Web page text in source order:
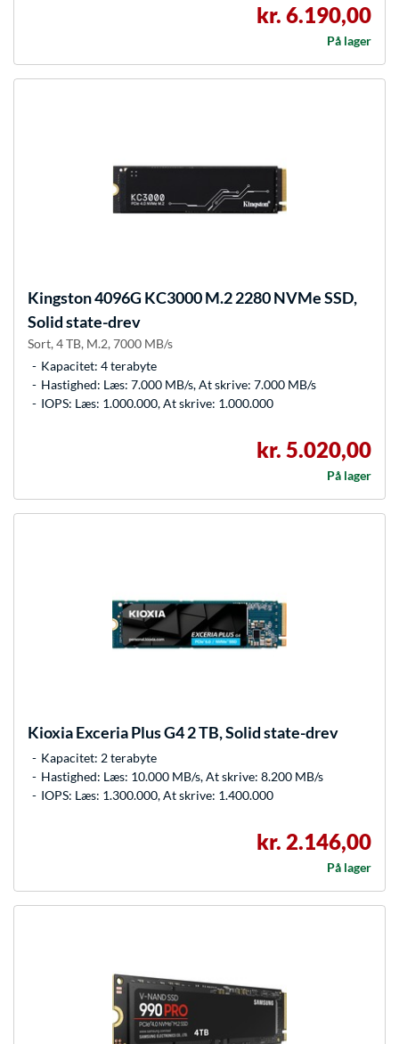
kr. 6.190,00
På lager
Kingston4096G KC3000 M.2 2280 NVMe SSD,
Solid state-drev
Sort, 4 TB, M.2, 7000 MB/s
Kapacitet: 4 terabyte
Hastighed: Læs: 7.000 MB/s, At skrive: 7.000 MB/s
IOPS: Læs: 1.000.000, At skrive: 1.000.000
kr. 5.020,00
På lager
KioxiaExceria Plus G4 2 TB, Solid state-drev
Kapacitet: 2 terabyte
Hastighed: Læs: 10.000 MB/s, At skrive: 8.200 MB/s
IOPS: Læs: 1.300.000, At skrive: 1.400.000
kr. 2.146,00
På lager